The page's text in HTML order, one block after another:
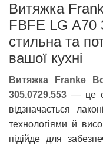
Витяжка
FBFE LG
стильна та
вашої кухні
Витяжка Franke
305.0729.553 — це
відзначається
технологіями й
підійде для